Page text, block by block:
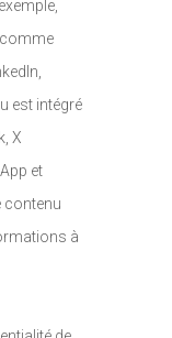
est intégré
X
et
contenu
à